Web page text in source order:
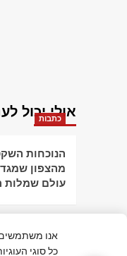
אולי יכול
כתבות
הנוכחות
מהצפון
עולם שמלות
כל סוגי